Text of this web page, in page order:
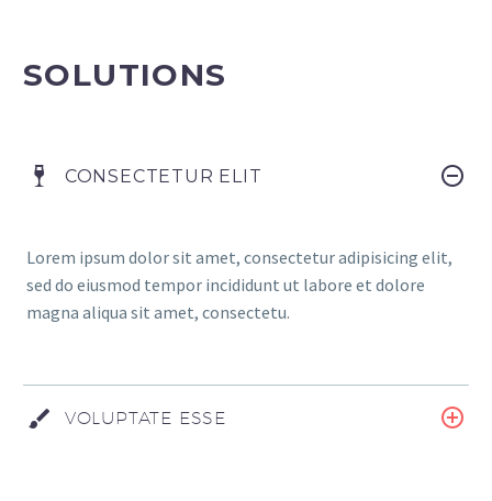
SOLUTIONS
CONSECTETUR ELIT
Lorem ipsum dolor sit amet, consectetur adipisicing elit,
sed do eiusmod tempor incididunt ut labore et dolore
magna aliqua sit amet, consectetu.
VOLUPTATE ESSE